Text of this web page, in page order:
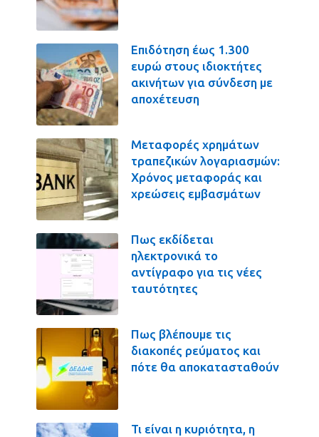
Επιδότηση έως 1.300
ευρώ στους ιδιοκτήτες
ακινήτων για σύνδεση με
αποχέτευση
Μεταφορές χρημάτων
τραπεζικών λογαριασμών:
Χρόνος μεταφοράς και
χρεώσεις εμβασμάτων
Πως εκδίδεται
ηλεκτρονικά το
αντίγραφο για τις νέες
ταυτότητες
Πως βλέπουμε τις
διακοπές ρεύματος και
πότε θα αποκατασταθούν
Τι είναι η κυριότητα, η